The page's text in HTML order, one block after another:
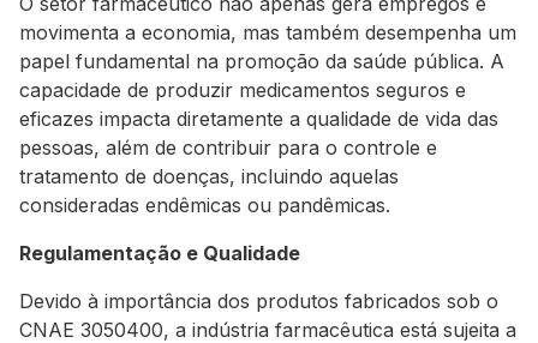
movimenta a economia, mas também desempenha um
papel fundamental na promoção da saúde pública. A
capacidade de produzir medicamentos seguros e
eficazes impacta diretamente a qualidade de vida das
pessoas, além de contribuir para o controle e
tratamento de doenças, incluindo aquelas
consideradas endêmicas ou pandêmicas.
Regulamentação e Qualidade
Devido à importância dos produtos fabricados sob o
CNAE 3050400, a indústria farmacêutica está sujeita a